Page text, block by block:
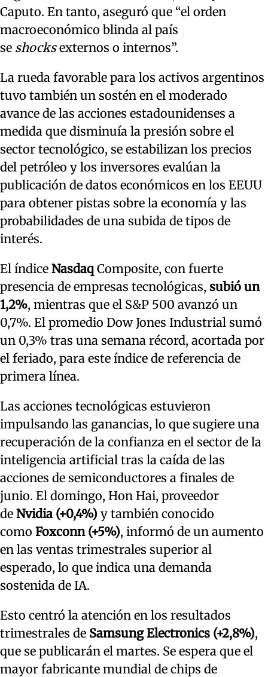
Caputo. En tanto, aseguró que “el orden
macroeconómico blinda al país
se shocksexternos o internos”.
La rueda favorable para los activos argentinos
tuvo también un sostén en el moderado
avance de las acciones estadounidenses a
medida que disminuía la presión sobre el
sector tecnológico, se estabilizan los precios
del petróleo y los inversores evalúan la
publicación de datos económicos en los EEUU
para obtener pistas sobre la economía y las
probabilidades de una subida de tipos de
interés.
El índice Nasdaq Composite, con fuerte
presencia de empresas tecnológicas, subió un
1,2%, mientras que el S&P 500 avanzó un
0,7%. El promedio Dow Jones Industrial sumó
un 0,3% tras una semana récord, acortada por
el feriado, para este índice de referencia de
primera línea.
Las acciones tecnológicas estuvieron
impulsando las ganancias, lo que sugiere una
recuperación de la confianza en el sector de la
inteligencia artificial tras la caída de las
acciones de semiconductores a finales de
junio. El domingo, Hon Hai, proveedor
de Nvidia (+0,4%) y también conocido
como Foxconn (+5%), informó de un aumento
en las ventas trimestrales superior al
esperado, lo que indica una demanda
sostenida de IA.
Esto centró la atención en los resultados
trimestrales de Samsung Electronics (+2,8%),
que se publicarán el martes. Se espera que el
mayor fabricante mundial de chips de